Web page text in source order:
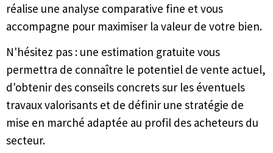
réalise une analyse comparative fine et vous
accompagne pour maximiser la valeur de votre bien.
N'hésitez pas : une estimation gratuite vous
permettra de connaître le potentiel de vente actuel,
d'obtenir des conseils concrets sur les éventuels
travaux valorisants et de définir une stratégie de
mise en marché adaptée au profil des acheteurs du
secteur.